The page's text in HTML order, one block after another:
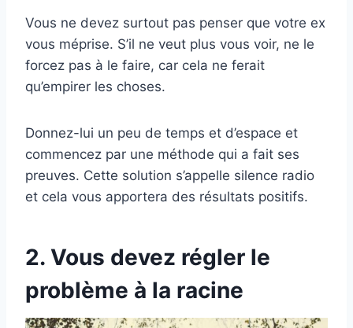
Vous ne devez surtout pas penser que votre ex
vous méprise. S’il ne veut plus vous voir, ne le
forcez pas à le faire, car cela ne ferait
qu’empirer les choses.
Donnez-lui un peu de temps et d’espace et
commencez par une méthode qui a fait ses
preuves. Cette solution s’appelle silence radio
et cela vous apportera des résultats positifs.
2. Vous devez régler le
problème à la racine